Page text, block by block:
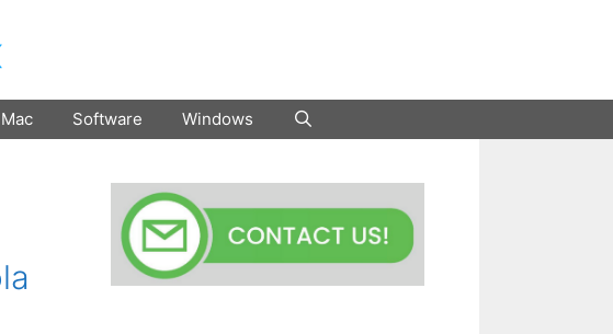
Mac Software Windows